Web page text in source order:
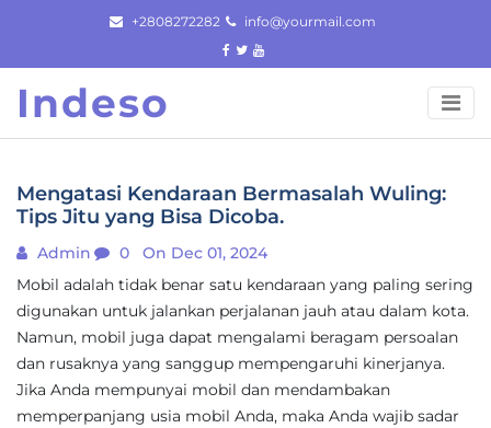
content
+2808272282 info@yourmail.com
Indeso
Mengatasi Kendaraan Bermasalah Wuling:
Tips Jitu yang Bisa Dicoba.
Admin 0
On Dec 01, 2024
Mobil adalah tidak benar satu kendaraan yang paling sering
digunakan untuk jalankan perjalanan jauh atau dalam kota.
Namun, mobil juga dapat mengalami beragam persoalan
dan rusaknya yang sanggup mempengaruhi kinerjanya.
Jika Anda mempunyai mobil dan mendambakan
memperpanjang usia mobil Anda, maka Anda wajib sadar